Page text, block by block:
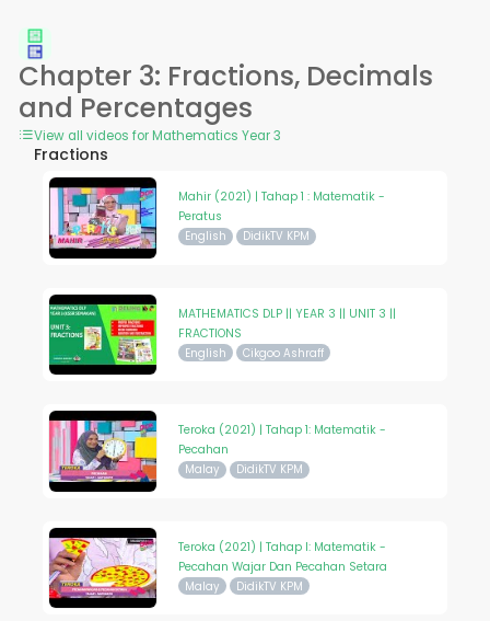
Chapter 3: Fractions, Decimals
and Percentages
View all videos for Mathematics Year 3
Fractions
Mahir (2021) | Tahap 1 : Matematik -
Peratus
English DidikTV KPM
MATHEMATICS DLP || YEAR 3 || UNIT 3 ||
FRACTIONS
English Cikgoo Ashraff
Teroka (2021) | Tahap 1: Matematik -
Pecahan
Malay DidikTV KPM
Teroka (2021) | Tahap I: Matematik -
Pecahan Wajar Dan Pecahan Setara
Malay DidikTV KPM